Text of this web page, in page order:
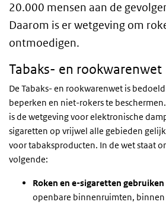
20.000 mensen aan de
Daarom is er wetgeving om
ontmoedigen.
Tabaks- en rookwarenwet
De Tabaks- en rookwarenwet is
beperken en niet-rokers te
is de wetgeving voor elektronische
sigaretten op vrijwel alle gebieden
voor tabaksproducten. In de wet staat
volgende:
Roken en e-sigaretten
openbare binnenruimten, binnen